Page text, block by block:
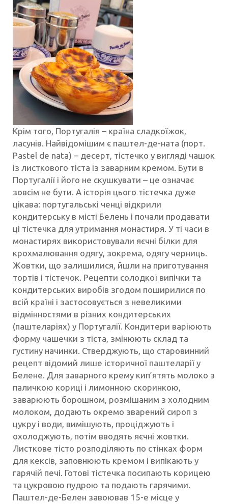
Крім того, Португалія – країна сладкоїжок,
ласунів. Найвідомішим є паштел-де-ната (порт.
Pastel de nata) – десерт, тістечко у вигляді чашок
із листкового тіста із заварним кремом. Бути в
Португалії і його не скушкувати – це означає
зовсім не бути. А історія цього тістечка дуже
цікава: португальські ченці відкрили
кондитерську в місті Белень і почали продавати
ці тістечка для утримання монастиря. У ті часи в
монастирях використовували яєчні білки для
крохмалювання одягу, зокрема, одягу черниць.
Жовтки, що залишилися, йшли на приготування
тортів і тістечок. Рецепти солодкої випічки та
кондитерських виробів згодом поширилися по
всій країні і застосовується з невеликими
відмінностями в різних кондитерських
(паштеларіях) у Португалії. Кондитери варіюють
форму чашечки з тіста, змінюють склад та
густину начинки. Стверджують, що старовинний
рецепт відомий лише історичної паштеларії у
Белене. Для заварного крему кип’ятять молоко з
паличкою кориці і лимонною скоринкою,
заварюють борошном, розмішаним з холодним
молоком, додають окремо зварений сироп з
цукру і води, вимішують, проціджують і
охолоджують, потім вводять яєчні жовтки.
Листкове тісто розподіляють по стінках форм
для кексів, заповнюють кремом і випікають у
гарячій печі. Готові тістечка посипають корицею
та цукровою пудрою та подають гарячими.
Паштел-де-Белен завоював 15-е місце у